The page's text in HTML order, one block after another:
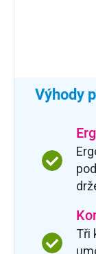
Výhody
Tři